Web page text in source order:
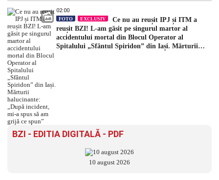
02:00
FOTO EXCLUSIV
Ce nu au reușit IPJ și ITM a
reușit BZI! L-am găsit pe singurul martor al
accidentului mortal din Blocul Operator al
Spitalului „Sfântul Spiridon” din Iași. Mărturii
BZI - EDITIA DIGITALĂ - PDF
10 august 2026